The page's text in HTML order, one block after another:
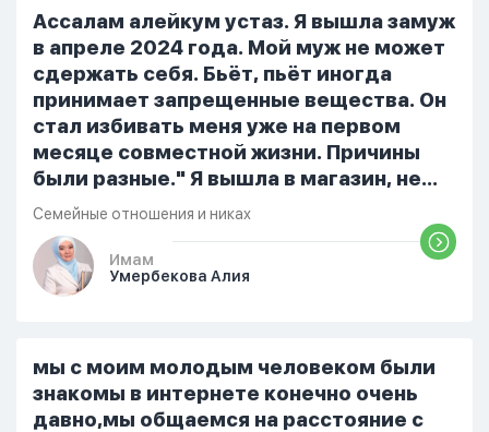
является Единым Богом и не
принимает слова и контекст игры в
серьез, относиться к игре только как к
развлечению и...
Ассалам алейкум устаз. Я вышла замуж
в апреле 2024 года. Мой муж не может
сдержать себя. Бьёт, пьёт иногда
принимает запрещенные вещества. Он
стал избивать меня уже на первом
месяце совместной жизни. Причины
были разные." Я вышла в магазин, не
помыла вовремя посуду, не
приготовила во время еду, прошу
немного времени и любви" он никогда
не свободен для меня. С 7 утра до 8
только ночью, иногда засыпаю одна.
Мы пытались ему говорить что так
нельзя но он всё равно делает...
Семейные отношения и никах
Имам
Умербекова Алия
мы с моим молодым человеком были
знакомы в интернете конечно очень
давно,мы общаемся на расстояние с